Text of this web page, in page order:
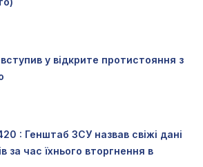
у відкрите протистояння з
: Генштаб ЗСУ назвав свіжі дані
за час їхнього вторгнення в